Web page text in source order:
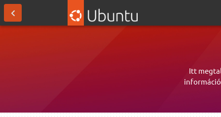
Itt